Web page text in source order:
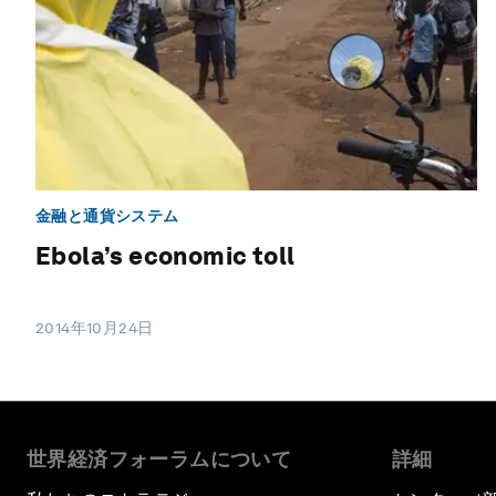
金融と通貨システム
Ebola’s economic toll
2014年10月24日
世界経済フォーラムについて 詳細